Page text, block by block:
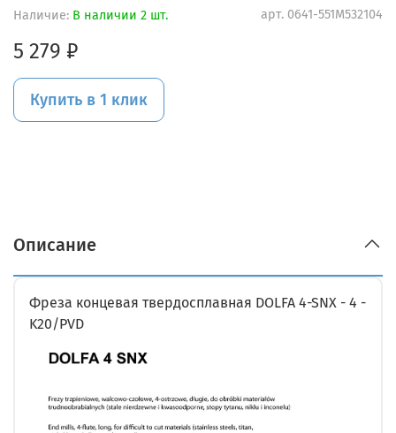
арт. 0641-551M532104
Наличие: В наличии 2 шт.
5 279 ₽
Купить в 1 клик
Описание
Фреза концевая твердосплавная DOLFA 4-SNX - 4 -
K20/PVD